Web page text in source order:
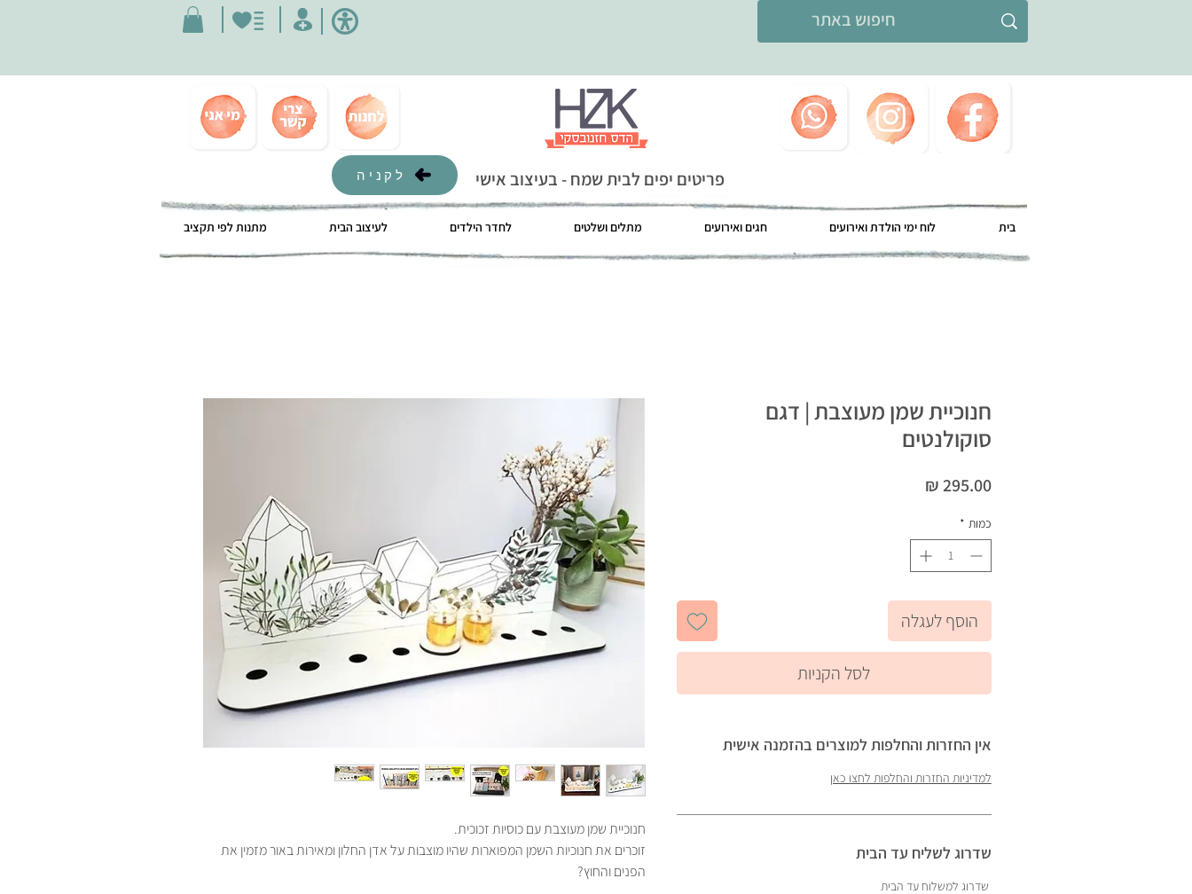
פריטים יפים לבית שמח - בעיצוב אישי לקניה
בית לוח ימי הולדת ואירועים חגים ואירועים מתלים ושלטים לחדר הילדים לעיצוב הבית מתנות לפי תקציב
חנוכיית שמן מעוצבת עם כוסיות זכוכית.
זוכרים את חנוכיות השמן המפוארות שהיו מוצבות על אדן החלון ומאירות באור מזמין את
הפנים והחוץ?
חנוכיית שמן מעוצבת | דגם
סוקולנטים
‏295.00 ‏₪
כמות *
הוסף לעגלה
לסל הקניות
אין החזרות והחלפות למוצרים בהזמנה אישית
למדיניות החזרות והחלפות לחצו כאן
שדרוג לשליח עד הבית
שדרוג למשלוח עד הבית